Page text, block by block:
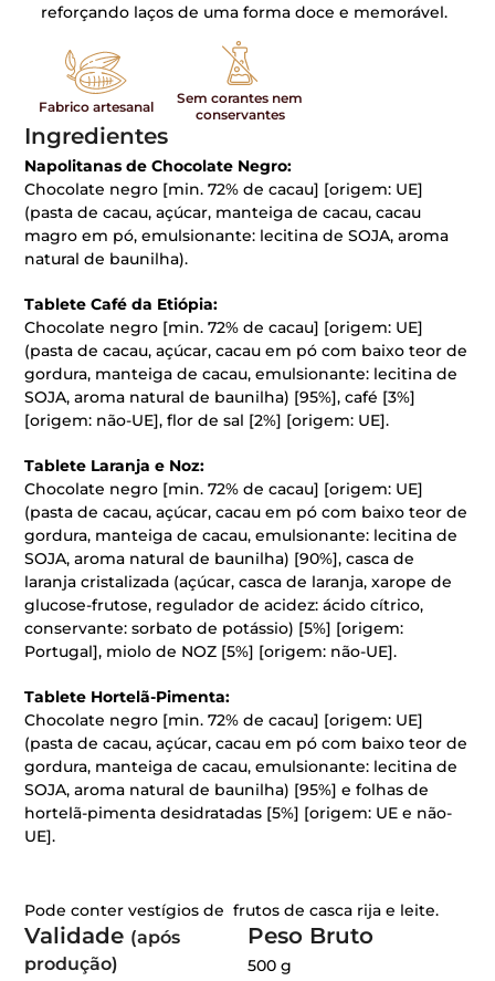
reforçando laços de uma forma doce e memorável.
Fabrico artesanal
Sem corantes nem
conservantes
Ingredientes
Napolitanas de Chocolate Negro:
Chocolate negro [min. 72% de cacau] [origem: UE]
(pasta de cacau, açúcar, manteiga de cacau, cacau
magro em pó, emulsionante: lecitina de SOJA, aroma
natural de baunilha).
Tablete Café da Etiópia:
Chocolate negro [min. 72% de cacau] [origem: UE]
(pasta de cacau, açúcar, cacau em pó com baixo teor de
gordura, manteiga de cacau, emulsionante: lecitina de
SOJA, aroma natural de baunilha) [95%], café [3%]
[origem: não-UE], flor de sal [2%] [origem: UE].
Tablete Laranja e Noz:
Chocolate negro [min. 72% de cacau] [origem: UE]
(pasta de cacau, açúcar, cacau em pó com baixo teor de
gordura, manteiga de cacau, emulsionante: lecitina de
SOJA, aroma natural de baunilha) [90%], casca de
laranja cristalizada (açúcar, casca de laranja, xarope de
glucose-frutose, regulador de acidez: ácido cítrico,
conservante: sorbato de potássio) [5%] [origem:
Portugal], miolo de NOZ [5%] [origem: não-UE].
Tablete Hortelã-Pimenta:
Chocolate negro [min. 72% de cacau] [origem: UE]
(pasta de cacau, açúcar, cacau em pó com baixo teor de
gordura, manteiga de cacau, emulsionante: lecitina de
SOJA, aroma natural de baunilha) [95%] e folhas de
hortelã-pimenta desidratadas [5%] [origem: UE e não-
UE].
Pode conter vestígios de frutos de casca rija e leite.
Validade (após
produção)
Peso Bruto
500 g